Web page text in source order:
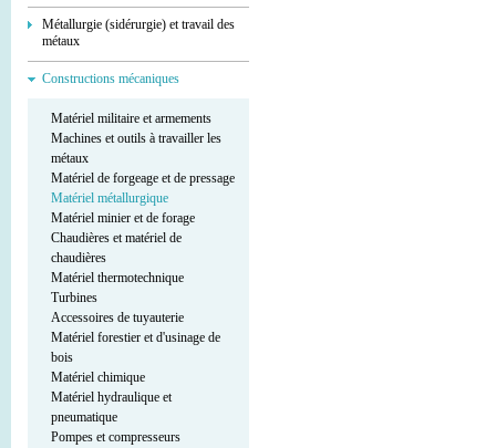
Métallurgie (sidérurgie) et travail des
métaux
Constructions mécaniques
Matériel militaire et armements
Machines et outils à travailler les
métaux
Matériel de forgeage et de pressage
Matériel métallurgique
Matériel minier et de forage
Chaudières et matériel de
chaudières
Matériel thermotechnique
Turbines
Accessoires de tuyauterie
Matériel forestier et d'usinage de
bois
Matériel chimique
Matériel hydraulique et
pneumatique
Pompes et compresseurs